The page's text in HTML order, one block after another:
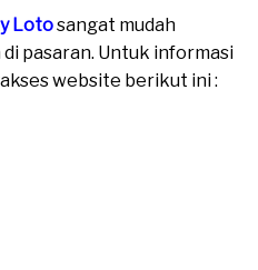
Lotosangat mudah
pasaran. Untuk informasi
website berikut ini :